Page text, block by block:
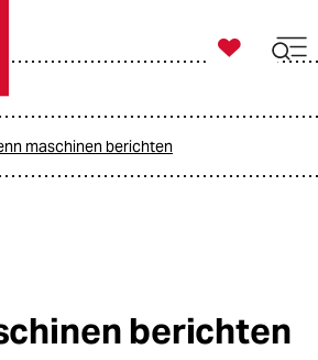
taz zahl ich

taz zahl ich
maschinen berichten
berichten